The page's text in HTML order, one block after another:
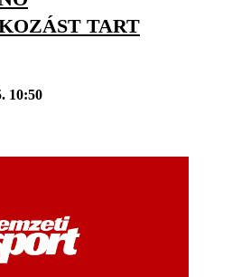
TART
10:50